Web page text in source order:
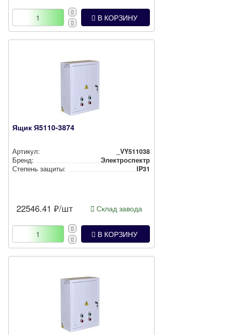
В КОРЗИНУ
Ящик Я5110-3874
Артикул:
_VY511038
Бренд:
Электроспектр
Степень защиты:
IP31
22546.41 ₽/шт Склад завода
В КОРЗИНУ